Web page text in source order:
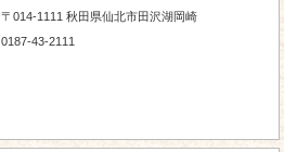
〒014-1111 秋田県仙北市田沢湖岡崎
0187-43-2111